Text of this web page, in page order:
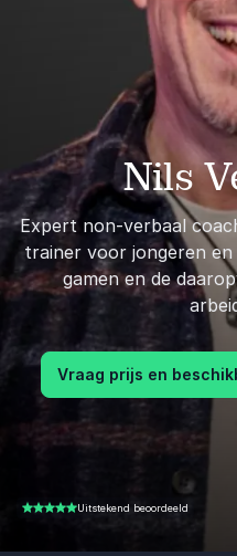
Nils
Expert non-verbaal
trainer voor jongeren
gamen en de
Vraag prijs en
4.71 van 5 Uitstekend beoordeeld